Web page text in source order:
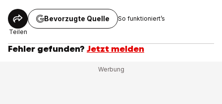
Teilen
Bevorzugte Quelle So funktioniert’s
Fehler gefunden? Jetzt melden